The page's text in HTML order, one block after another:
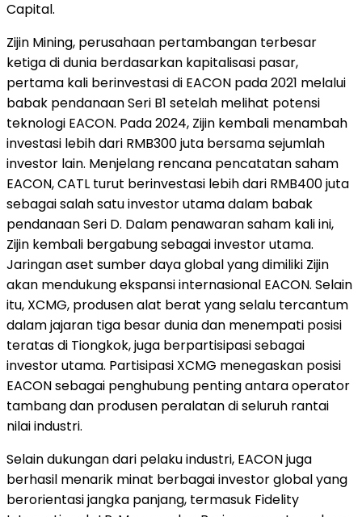
Capital.
Zijin Mining, perusahaan pertambangan terbesar
ketiga di dunia berdasarkan kapitalisasi pasar,
pertama kali berinvestasi di EACON pada 2021 melalui
babak pendanaan Seri B1 setelah melihat potensi
teknologi EACON. Pada 2024, Zijin kembali menambah
investasi lebih dari RMB300 juta bersama sejumlah
investor lain. Menjelang rencana pencatatan saham
EACON, CATL turut berinvestasi lebih dari RMB400 juta
sebagai salah satu investor utama dalam babak
pendanaan Seri D. Dalam penawaran saham kali ini,
Zijin kembali bergabung sebagai investor utama.
Jaringan aset sumber daya global yang dimiliki Zijin
akan mendukung ekspansi internasional EACON. Selain
itu, XCMG, produsen alat berat yang selalu tercantum
dalam jajaran tiga besar dunia dan menempati posisi
teratas di Tiongkok, juga berpartisipasi sebagai
investor utama. Partisipasi XCMG menegaskan posisi
EACON sebagai penghubung penting antara operator
tambang dan produsen peralatan di seluruh rantai
nilai industri.
Selain dukungan dari pelaku industri, EACON juga
berhasil menarik minat berbagai investor global yang
berorientasi jangka panjang, termasuk Fidelity